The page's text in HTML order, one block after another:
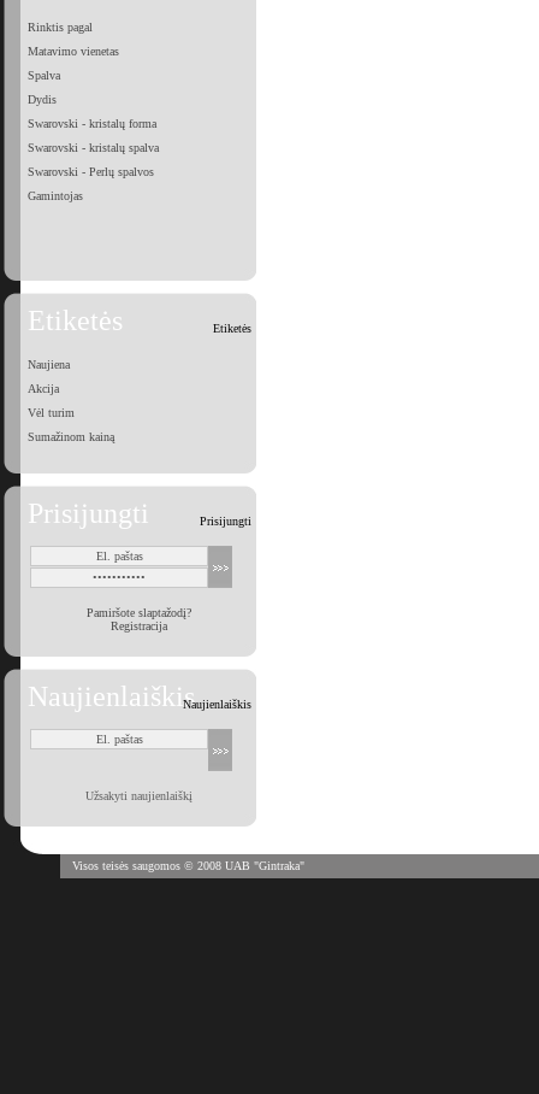
Rinktis pagal
Matavimo vienetas
Spalva
Dydis
Swarovski - kristalų forma
Swarovski - kristalų spalva
Swarovski - Perlų spalvos
Gamintojas
Etiketės Etiketės
Naujiena
Akcija
Vėl turim
Sumažinom kainą
Prisijungti Prisijungti
Pamiršote slaptažodį?
Registracija
NaujienlaiškisNaujienlaiškis
Užsakyti naujienlaiškį
Visos teisės saugomos © 2008 UAB "Gintraka"